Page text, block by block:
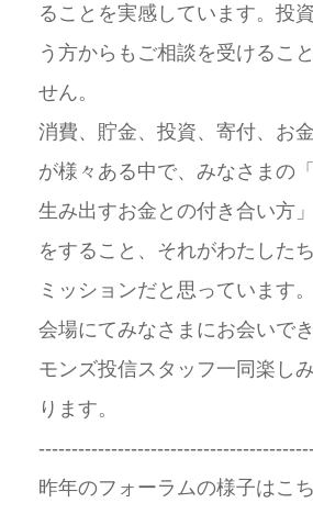
ることを実感しています。投
う方からもご相談を受けるこ
せん。
消費、貯金、投資、寄付、お
が様々ある中で、みなさまの
生み出すお金との付き合い方
をすること、それがわたした
ミッションだと思っています。
会場にてみなさまにお会いで
モンズ投信スタッフ一同楽し
ります。
昨年のフォーラムの様子はこ